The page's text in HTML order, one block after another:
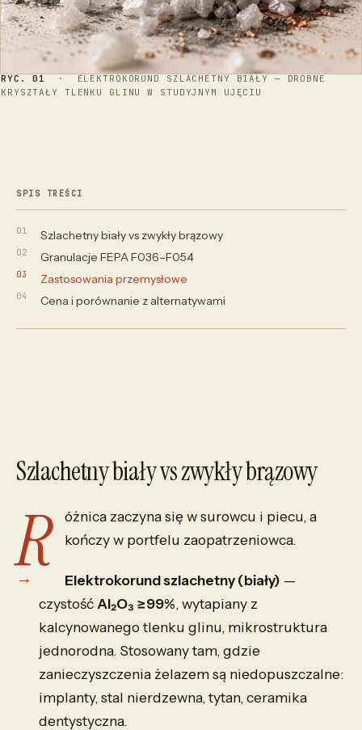
RYC. 01· ELEKTROKORUND SZLACHETNY BIAŁY — DROBNE
KRYSZTAŁY TLENKU GLINU W STUDYJNYM UJĘCIU
SPIS TREŚCI
Szlachetny biały vs zwykły brązowy
Granulacje FEPA F036–F054
Zastosowania przemysłowe
Cena i porównanie z alternatywami
Szlachetny biały vs zwykły brązowy
R
óżnica zaczyna się w surowcu i piecu, a
kończy w portfelu zaopatrzeniowca.
Elektrokorund szlachetny (biały) —
czystość Al₂O₃ ≥99%, wytapiany z
kalcynowanego tlenku glinu, mikrostruktura
jednorodna. Stosowany tam, gdzie
zanieczyszczenia żelazem są niedopuszczalne:
implanty, stal nierdzewna, tytan, ceramika
dentystyczna.